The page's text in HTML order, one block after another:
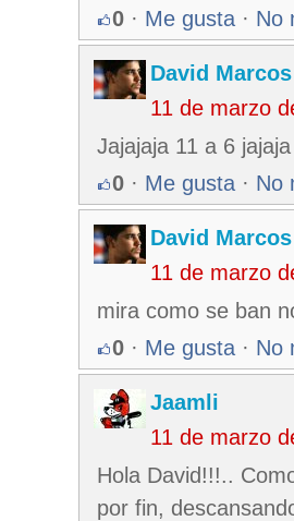
0 · Me gusta · No
David Marcos
11 de marzo
Jajajaja 11 a 6
0 · Me gusta · No
David Marcos
11 de marzo
mira como se ban
0 · Me gusta · No
Jaamli
11 de marzo
Hola David!!!..
por fin,